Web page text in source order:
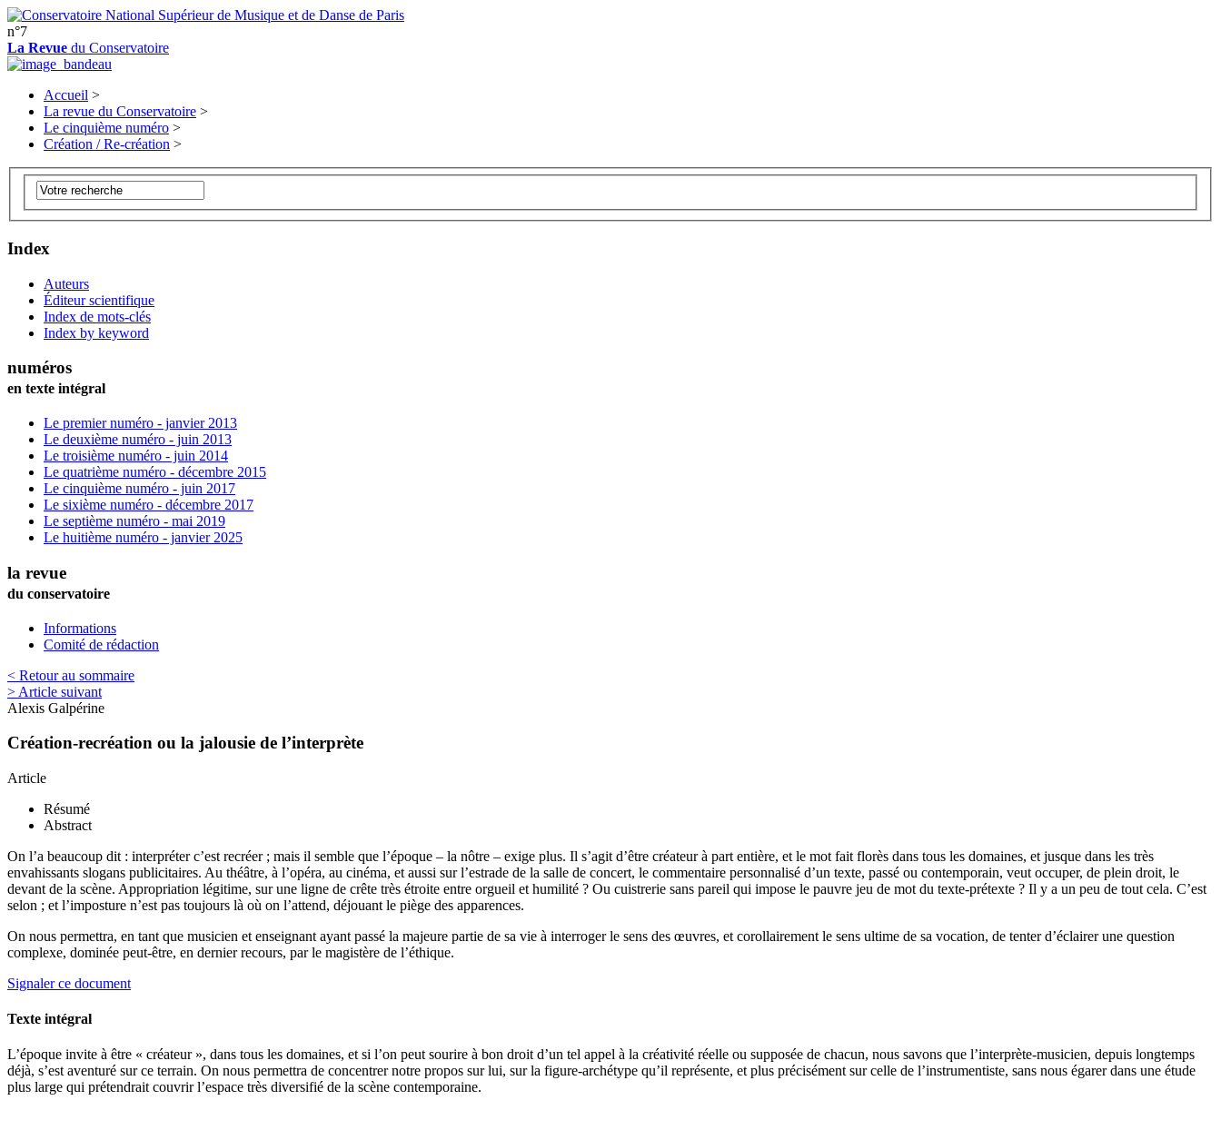
n°7
La Revue du Conservatoire
Accueil >
La revue du Conservatoire >
Le cinquième numéro >
Création / Re-création >
Index
Auteurs
Éditeur scientifique
Index de mots-clés
Index by keyword
numéros
en texte intégral
Le premier numéro - janvier 2013
Le deuxième numéro - juin 2013
Le troisième numéro - juin 2014
Le quatrième numéro - décembre 2015
Le cinquième numéro - juin 2017
Le sixième numéro - décembre 2017
Le septième numéro - mai 2019
Le huitième numéro - janvier 2025
la revue
du conservatoire
Informations
Comité de rédaction
< Retour au sommaire
> Article suivant
Alexis Galpérine
Création-recréation ou la jalousie de l’interprète
Article
Résumé
Abstract
On l’a beaucoup dit : interpréter c’est recréer ; mais il semble que l’époque – la nôtre – exige plus. Il s’agit d’être créateur à part entière, et le mot fait florès dans tous les domaines, et jusque dans les très
envahissants slogans publicitaires. Au théâtre, à l’opéra, au cinéma, et aussi sur l’estrade de la salle de concert, le commentaire personnalisé d’un texte, passé ou contemporain, veut occuper, de plein droit, le
devant de la scène. Appropriation légitime, sur une ligne de crête très étroite entre orgueil et humilité ? Ou cuistrerie sans pareil qui impose le pauvre jeu de mot du texte-prétexte ? Il y a un peu de tout cela. C’est
selon ; et l’imposture n’est pas toujours là où on l’attend, déjouant le piège des apparences.
On nous permettra, en tant que musicien et enseignant ayant passé la majeure partie de sa vie à interroger le sens des œuvres, et corollairement le sens ultime de sa vocation, de tenter d’éclairer une question
complexe, dominée peut-être, en dernier recours, par le magistère de l’éthique.
Signaler ce document
Texte intégral
L’époque invite à être « créateur », dans tous les domaines, et si l’on peut sourire à bon droit d’un tel appel à la créativité réelle ou supposée de chacun, nous savons que l’interprète-musicien, depuis longtemps
déjà, s’est aventuré sur ce terrain. On nous permettra de concentrer notre propos sur lui, sur la figure-archétype qu’il représente, et plus précisément sur celle de l’instrumentiste, sans nous égarer dans une étude
plus large qui prétendrait couvrir l’espace très diversifié de la scène contemporaine.